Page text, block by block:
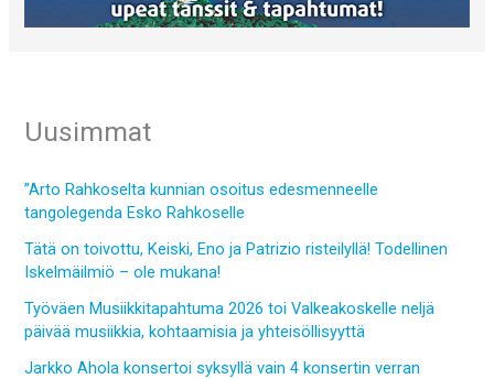
Uusimmat
”Arto Rahkoselta kunnian osoitus edesmenneelle
tangolegenda Esko Rahkoselle
Tätä on toivottu, Keiski, Eno ja Patrizio risteilyllä! Todellinen
Iskelmäilmiö – ole mukana!
Työväen Musiikkitapahtuma 2026 toi Valkeakoskelle neljä
päivää musiikkia, kohtaamisia ja yhteisöllisyyttä
Jarkko Ahola konsertoi syksyllä vain 4 konsertin verran